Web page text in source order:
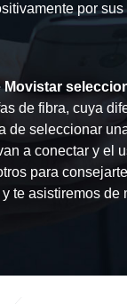
por
de fibra, cuya
de seleccionar
a conectar y el
para
te asistiremos de